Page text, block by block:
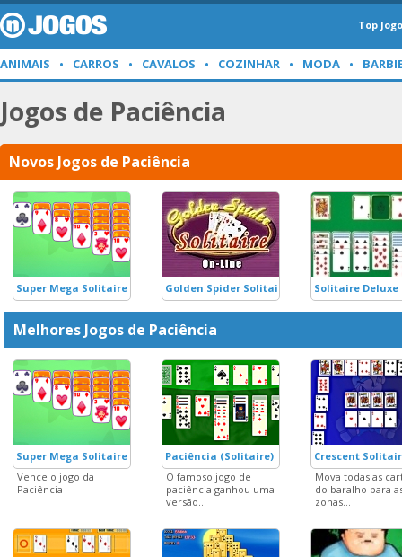
Top
ANIMAIS CARROS CAVALOS COZINHAR MODA
Jogos de Paciência
Novos Jogos de Paciência
Super Mega Solitaire Golden Spider Solitaire Solitaire Deluxe
Melhores Jogos de Paciência
Super Mega Solitaire
Vence o jogo da
Paciência
Paciência (Solitaire)
O famoso jogo de
paciência ganhou uma
versão...
Crescent
Mova todas as
do baralho para
zonas...